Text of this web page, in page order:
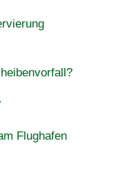
Flughafen